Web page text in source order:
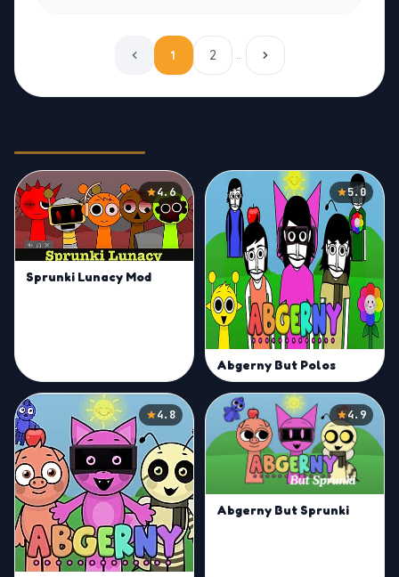
1 2 …
4.6
Sprunki Lunacy Mod
5.0
Abgerny But Polos
4.8 4.9
Abgerny But Sprunki